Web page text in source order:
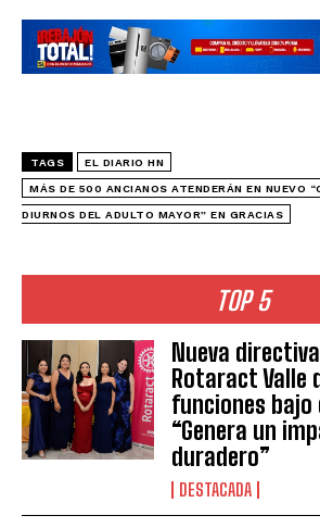
TOP 5
Nueva
Rotaract Valle
funciones bajo
“Genera un
duradero”
DESTACADA
TAGS EL DIARIO HN
MÁS DE 500 ANCIANOS ATENDERÁN EN NUEVO
DIURNOS DEL ADULTO MAYOR” EN GRACIAS